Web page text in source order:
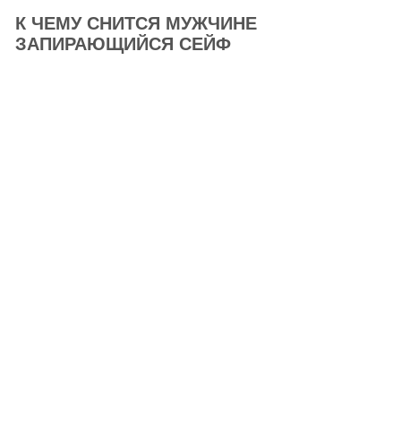
К ЧЕМУ СНИТСЯ МУЖЧИНЕ
ЗАПИРАЮЩИЙСЯ СЕЙФ